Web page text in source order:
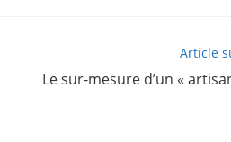
Article
Le sur-mesure d’un «